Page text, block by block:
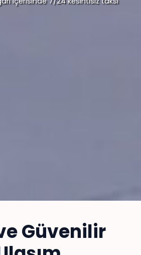
ve Güvenilir